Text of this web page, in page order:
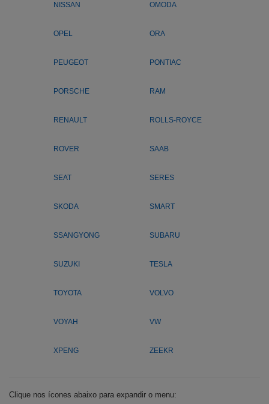
NISSAN OMODA
OPEL ORA
PEUGEOT PONTIAC
PORSCHE RAM
RENAULT ROLLS-ROYCE
ROVER SAAB
SEAT SERES
SKODA SMART
SSANGYONG SUBARU
SUZUKI TESLA
TOYOTA VOLVO
VOYAH VW
XPENG ZEEKR
Clique nos ícones abaixo para expandir o menu: